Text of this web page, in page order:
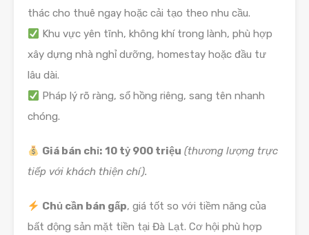
thác cho thuê ngay hoặc cải tạo theo nhu cầu.
Khu vực yên tĩnh, không khí trong lành, phù hợp
xây dựng nhà nghỉ dưỡng, homestay hoặc đầu tư
lâu dài.
Pháp lý rõ ràng, sổ hồng riêng, sang tên nhanh
chóng.
Giá bán chỉ: 10 tỷ 900 triệu (thương lượng trực
tiếp với khách thiện chí).
Chủ cần bán gấp, giá tốt so với tiềm năng của
bất động sản mặt tiền tại Đà Lạt. Cơ hội phù hợp